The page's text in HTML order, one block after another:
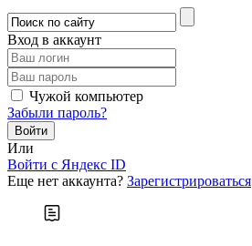
Вход в аккаунт
Чужой компьютер
Забыли пароль?
Или
Войти c Яндекс ID
Еще нет аккаунта? Зарегистрироваться